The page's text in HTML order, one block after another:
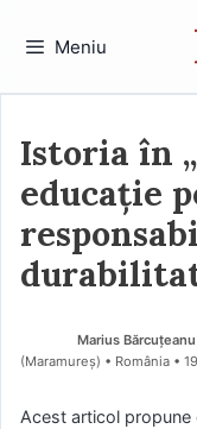
Meniu
Istoria în
educație
Marius Bărcuțeanu
(Maramureş) • România
Acest articol propune